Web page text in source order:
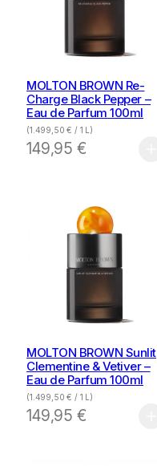
MOLTON BROWN Re-
Charge Black Pepper –
Eau de Parfum 100ml
(1.499,50€ / 1 L)
149,95 €
MOLTON BROWN Sunlit
Clementine & Vetiver –
Eau de Parfum 100ml
(1.499,50€ / 1 L)
149,95 €